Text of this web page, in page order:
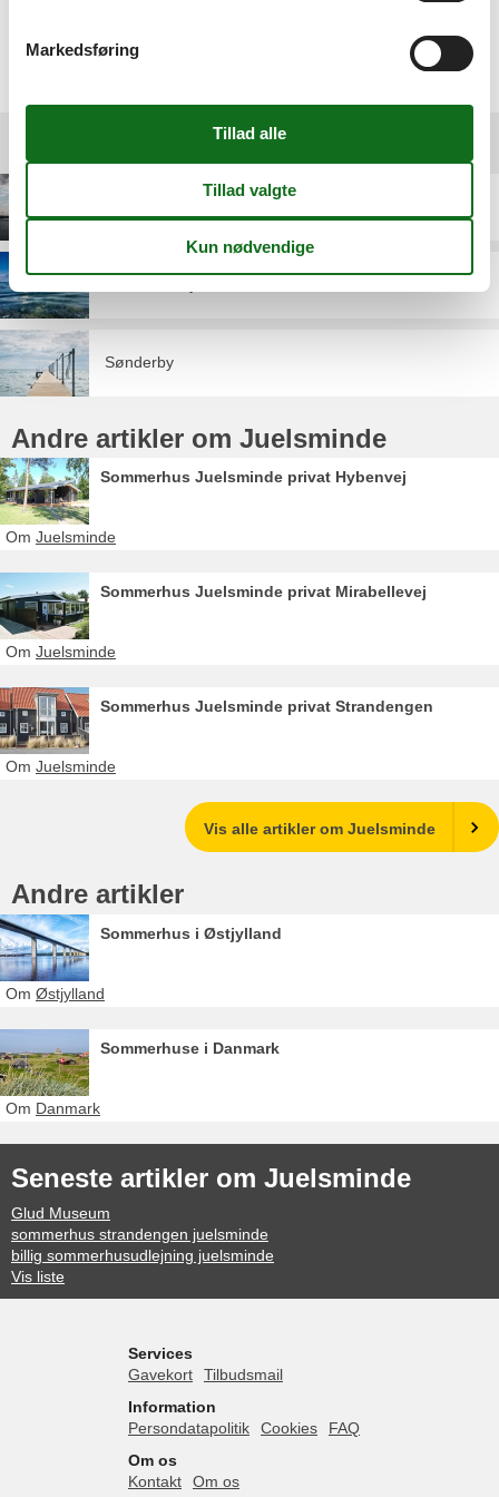
Vælg mellem 162 sommerhuse
Destinationer under Juelsminde
Sønderby
Andre artikler om Juelsminde
Sommerhus Juelsminde privat Hybenvej
Om Juelsminde
Sommerhus Juelsminde privat Mirabellevej
Om Juelsminde
Sommerhus Juelsminde privat Strandengen
Om Juelsminde
Vis alle artikler om Juelsminde
Andre artikler
Sommerhus i Østjylland
Om Østjylland
Sommerhuse i Danmark
Om Danmark
Seneste artikler om Juelsminde
Glud Museum
sommerhus strandengen juelsminde
billig sommerhusudlejning juelsminde
Vis liste
Services
Gavekort
Tilbudsmail
Information
Persondatapolitik
Cookies
FAQ
Om os
Kontakt
Om os
Markedsføring